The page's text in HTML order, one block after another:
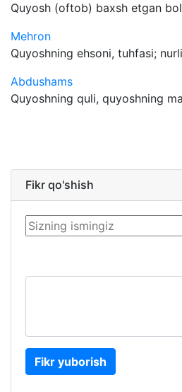
Quyosh (oftob) baxsh etgan
Mehron
Quyoshning ehsoni, tuhfasi;
Abdushams
Quyoshning quli, quyoshning
Fikr qo'shish
Fikr yuborish